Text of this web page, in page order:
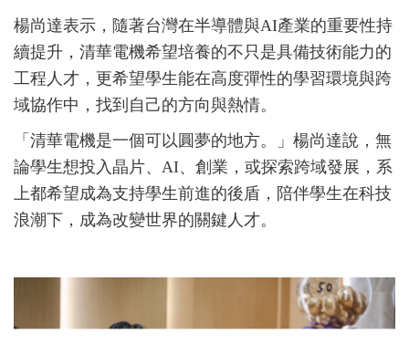
楊尚達表示，隨著台灣在半導體與AI產業的重要性持
續提升，清華電機希望培養的不只是具備技術能力的
工程人才，更希望學生能在高度彈性的學習環境與跨
域協作中，找到自己的方向與熱情。
「清華電機是一個可以圓夢的地方。」楊尚達說，無
論學生想投入晶片、 AI、創業，或探索跨域發展，系
上都希望成為支持學生前進的後盾，陪伴學生在科技
浪潮下，成為改變世界的關鍵人才。